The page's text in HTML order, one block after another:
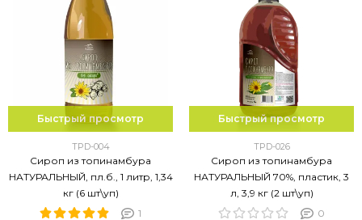
Быстрый просмотр
TPD-004
Сироп из топинамбура
НАТУРАЛЬНЫЙ, пл.б., 1 литр, 1,34
кг (6 шт\уп)
1
Быстрый просмотр
TPD-026
Сироп из топинамбура
НАТУРАЛЬНЫЙ 70%, пластик, 3
л, 3,9 кг (2 шт\уп)
0